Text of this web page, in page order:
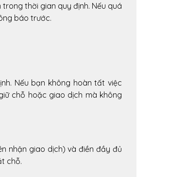
thời gian quy định. Nếu quá
báo trước.
Nếu bạn không hoàn tất việc
chỗ hoặc giao dịch mà không
nhận giao dịch) và điền đầy đủ
chỗ.